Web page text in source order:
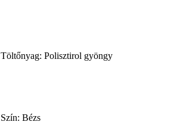
Töltőnyag: Polisztirol gyöngy
Szín: Bézs